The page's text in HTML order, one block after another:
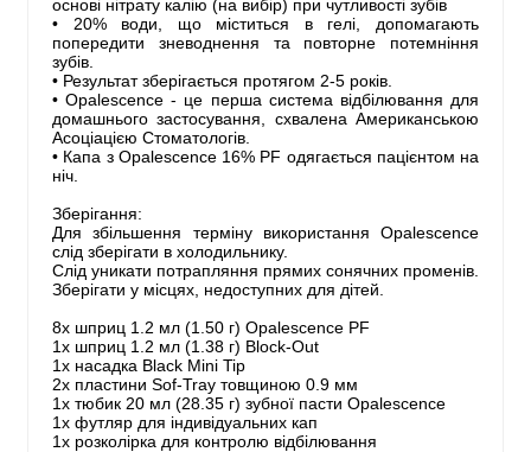
основі нітрату калію (на вибір) при чутливості зубів
• 20% води, що міститься в гелі, допомагають
попередити зневоднення та повторне потемніння
зубів.
• Результат зберігається протягом 2-5 років.
• Opalescence - це перша система відбілювання для
домашнього застосування, схвалена Американською
Асоціацією Стоматологів.
• Капа з Opalescence 16% PF одягається пацієнтом на
ніч.
Зберігання:
Для збільшення терміну використання Opalescence
слід зберігати в холодильнику.
Слід уникати потрапляння прямих сонячних променів.
Зберігати у місцях, недоступних для дітей.
8х шприц 1.2 мл (1.50 г) Opalescence PF
1x шприц 1.2 мл (1.38 г) Block-Out
1х насадка Black Mini Tip
2х пластини Sof-Tray товщиною 0.9 мм
1x тюбик 20 мл (28.35 г) зубної пасти Opalescence
1х футляр для індивідуальних кап
1х розколірка для контролю відбілювання